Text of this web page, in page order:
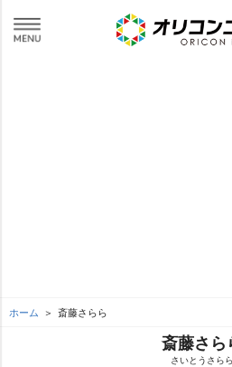
ホーム 斎藤さらら
斎藤さら
さいとうさらら